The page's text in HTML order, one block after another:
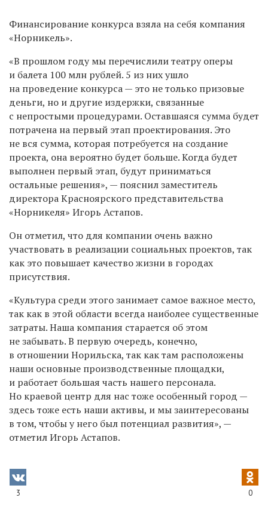
Финансирование конкурса взяла на себя компания
«Норникель».
«В прошлом году мы перечислили театру оперы
и балета 100 млн рублей. 5 из них ушло
на проведение конкурса — это не только призовые
деньги, но и другие издержки, связанные
с непростыми процедурами. Оставшаяся сумма будет
потрачена на первый этап проектирования. Это
не вся сумма, которая потребуется на создание
проекта, она вероятно будет больше. Когда будет
выполнен первый этап, будут приниматься
остальные решения», — пояснил заместитель
директора Красноярского представительства
«Норникеля» Игорь Астапов.
Он отметил, что для компании очень важно
участвовать в реализации социальных проектов, так
как это повышает качество жизни в городах
присутствия.
«Культура среди этого занимает самое важное место,
так как в этой области всегда наиболее существенные
затраты. Наша компания старается об этом
не забывать. В первую очередь, конечно,
в отношении Норильска, так как там расположены
наши основные производственные площадки,
и работает большая часть нашего персонала.
Но краевой центр для нас тоже особенный город —
здесь тоже есть наши активы, и мы заинтересованы
в том, чтобы у него был потенциал развития», —
отметил Игорь Астапов.
3 0